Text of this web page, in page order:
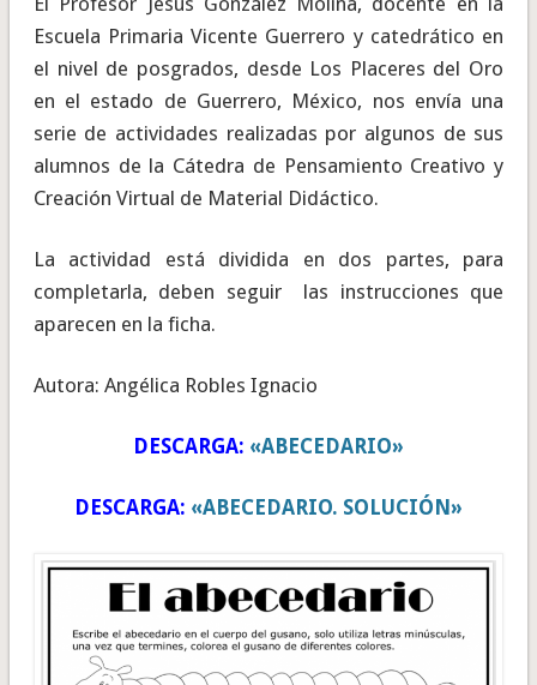
Escuela Primaria Vicente Guerrero y catedrático en
el nivel de posgrados, desde Los Placeres del Oro
en el estado de Guerrero, México, nos envía una
serie de actividades realizadas por algunos de sus
alumnos de la Cátedra de Pensamiento Creativo y
Creación Virtual de Material Didáctico.
La actividad está dividida en dos partes, para
completarla, deben seguir las instrucciones que
aparecen en la ficha.
Autora: Angélica Robles Ignacio
DESCARGA: «ABECEDARIO»
DESCARGA: «ABECEDARIO. SOLUCIÓN»